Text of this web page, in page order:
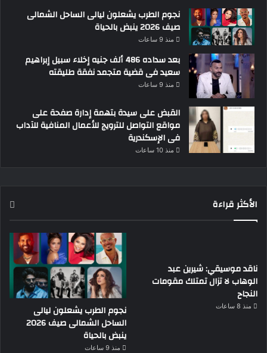
نجوم الطرب يشعلون ليالى الساحل الشمالى
صيف 2026 ينبض بالحياة
منذ 9 ساعات
بعد سداده 486 ألف جنيه إخلاء سبيل إبراهيم
سعيد فى قضية متجمد نفقة طليقته
منذ 9 ساعات
القبض على سيدة بتهمة إدارة صفحة على
مواقع التواصل للترويج للأعمال المنافية للآداب
فى الإسكندرية
منذ 10 ساعات
الأكثر قراءة
ناقد موسيقي: شيرين عبد
الوهاب لا تزال تمتلك مقومات
النجاح
منذ 8 ساعات
نجوم الطرب يشعلون ليالى
الساحل الشمالى صيف 2026
ينبض بالحياة
منذ 9 ساعات